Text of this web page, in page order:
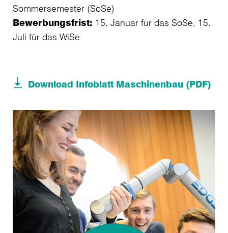
Sommersemester (SoSe)
Bewerbungsfrist: 15. Januar für das SoSe, 15.
Juli für das WiSe
Download Infoblatt Maschinenbau (PDF)